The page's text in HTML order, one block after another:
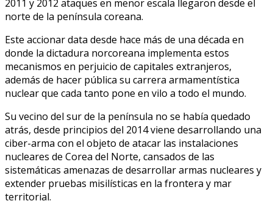
2011 y 2012 ataques en menor escala llegaron desde el
norte de la península coreana.
Este accionar data desde hace más de una década en
donde la dictadura norcoreana implementa estos
mecanismos en perjuicio de capitales extranjeros,
además de hacer pública su carrera armamentística
nuclear que cada tanto pone en vilo a todo el mundo.
Su vecino del sur de la península no se había quedado
atrás, desde principios del 2014 viene desarrollando una
ciber-arma con el objeto de atacar las instalaciones
nucleares de Corea del Norte, cansados de las
sistemáticas amenazas de desarrollar armas nucleares y
extender pruebas misilísticas en la frontera y mar
territorial.